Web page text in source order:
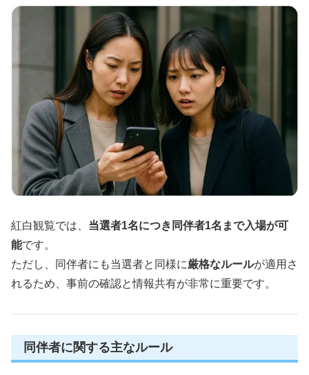
紅白観覧では、 当選者1名につき同伴者1名まで入場が可
能です。
ただし、同伴者にも当選者と同様に厳格なルールが適用さ
れるため、事前の確認と情報共有が非常に重要です。
同伴者に関する主なルール